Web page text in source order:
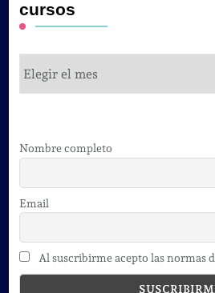
cursos
Nombre completo
Email
Al suscribirme acepto las normas